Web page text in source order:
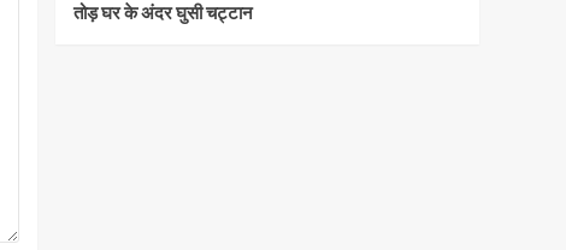
तोड़ घर के अंदर घुसी चट्टान